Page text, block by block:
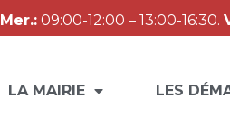
Mer.: 09:00-12:00 – 13:00-16:30.
LA MAIRIE LES